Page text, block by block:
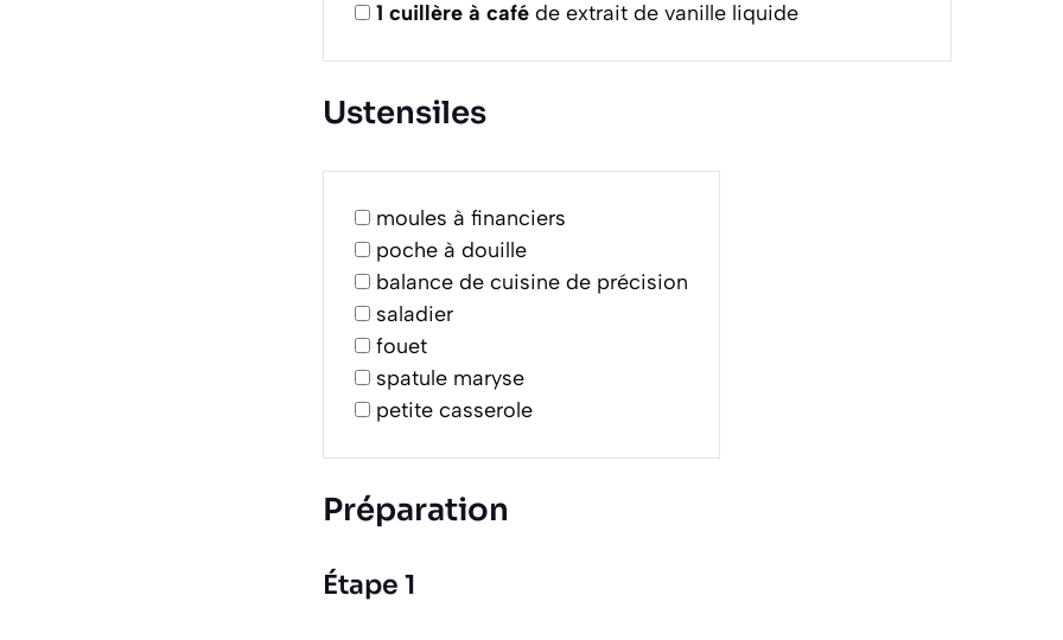
1 cuillère à café de extrait de vanille liquide
Ustensiles
moules à financiers
poche à douille
balance de cuisine de précision
saladier
fouet
spatule maryse
petite casserole
Préparation
Étape 1